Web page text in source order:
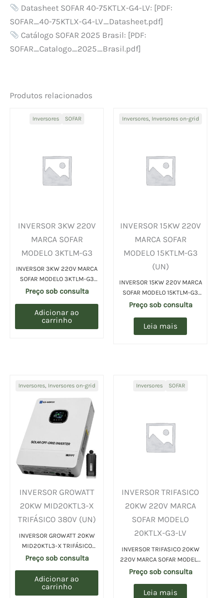
Datasheet SOFAR 40-75KTLX-G4-LV: [PDF:
SOFAR_40-75KTLX-G4-LV_Datasheet.pdf]
Catálogo SOFAR 2025 Brasil: [PDF:
SOFAR_Catalogo_2025_Brasil.pdf]
Produtos relacionados
Inversores SOFAR
INVERSOR 3KW 220V
MARCA SOFAR
MODELO 3KTLM-G3
INVERSOR 3KW 220V MARCA
SOFAR MODELO 3KTLM-G3
(UN)
Preço sob consulta
Adicionar ao
carrinho
Inversores, Inversores on-grid
INVERSOR 15KW 220V
MARCA SOFAR
MODELO 15KTLM-G3
(UN)
INVERSOR 15KW 220V MARCA
SOFAR MODELO 15KTLM-G3
(UN)
Preço sob consulta
Leia mais
Inversores, Inversores on-grid
INVERSOR GROWATT
20KW MID20KTL3-X
TRIFÁSICO 380V (UN)
INVERSOR GROWATT 20KW
MID20KTL3-X TRIFÁSICO
380V (UN)
Preço sob consulta
Adicionar ao
carrinho
Inversores SOFAR
INVERSOR TRIFASICO
20KW 220V MARCA
SOFAR MODELO
20KTLX-G3-LV
INVERSOR TRIFASICO 20KW
220V MARCA SOFAR MODELO
20KTLX-G3-LV (UN)
Preço sob consulta
Leia mais